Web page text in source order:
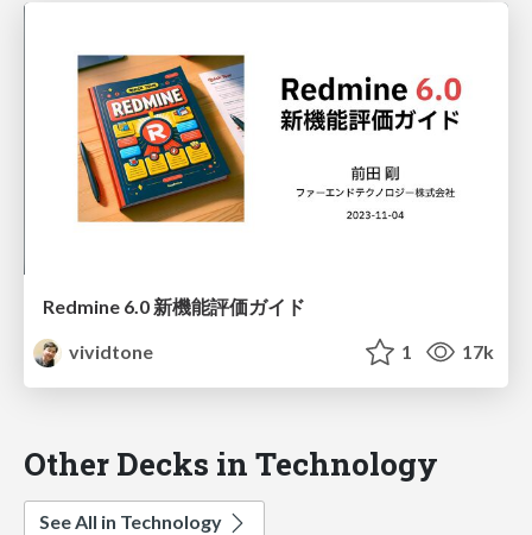
Redmine 6.0 新機能評価ガイド
vividtone
1 17k
Other Decks in Technology
See All in Technology